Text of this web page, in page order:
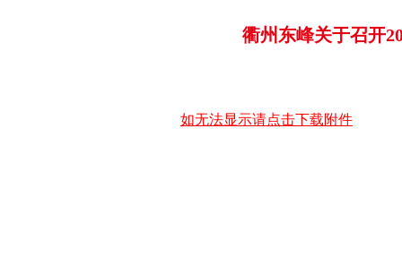
衢州东峰关于召开
如无法显示请点击下载附件